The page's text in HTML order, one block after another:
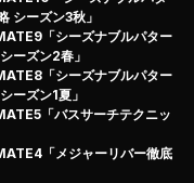
ップに水面を割らせ
ーチはまさに圧巻!!
トップウォーター教
シーズン3秋」
「シーズナブルパター
ーズン2春」
「シーズナブルパター
ーズン1夏」
「バスサーチテクニッ
「メジャーリバー徹底